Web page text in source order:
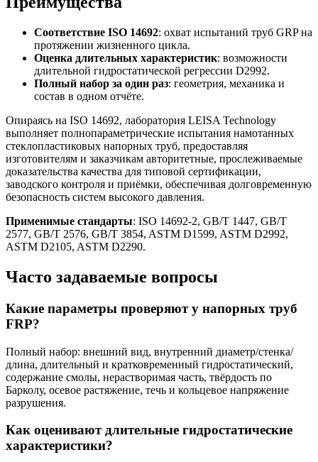
Соответствие ISO 14692: охват испытаний труб GRP на
протяжении жизненного цикла.
Оценка длительных характеристик: возможности
длительной гидростатической регрессии D2992.
Полный набор за один раз: геометрия, механика и
состав в одном отчёте.
Опираясь на ISO 14692, лаборатория LEISA Technology
выполняет полнопараметрические испытания намотанных
стеклопластиковых напорных труб, предоставляя
изготовителям и заказчикам авторитетные, прослеживаемые
доказательства качества для типовой сертификации,
заводского контроля и приёмки, обеспечивая долговременную
безопасность систем высокого давления.
Применимые стандарты: ISO 14692-2, GB/T 1447, GB/T
2577, GB/T 2576, GB/T 3854, ASTM D1599, ASTM D2992,
ASTM D2105, ASTM D2290.
Часто задаваемые вопросы
Какие параметры проверяют у напорных труб
FRP?
Полный набор: внешний вид, внутренний диаметр/стенка/
длина, длительный и кратковременный гидростатический,
содержание смолы, нерастворимая часть, твёрдость по
Барколу, осевое растяжение, течь и кольцевое напряжение
разрушения.
Как оценивают длительные гидростатические
характеристики?